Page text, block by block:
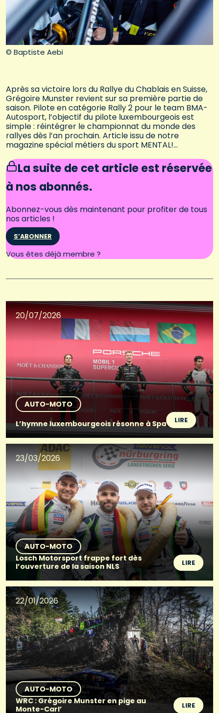
© Baptiste Aebi
Après sa victoire lors du Rallye du Chablais en Suisse,
Grégoire Munster revient sur sa première partie de
saison. Pilote en catégorie Rally 2 pour le team BMA-
Autosport, l’objectif du pilote luxembourgeois est
simple : réintégrer le championnat du monde des
rallyes dès l’an prochain. Article issu de notre
magazine spécial métiers du sport MENTAL!…
La suite de cet article est réservée
à nos abonnés.
Abonnez-vous dès maintenant pour profiter de tous
nos articles !
S’ABONNER
Vous êtes déjà membre ?
20/07/2026
AUTO-MOTO
L’hymne luxembourgeois résonne à Spa
LIRE
23/03/2026
AUTO-MOTO
Losch Motorsport frappe fort dès
l’ouverture de la saison NLS
LIRE
22/01/2026
AUTO-MOTO
WRC : Grégoire Munster en pige au
Monte-Carl’
LIRE